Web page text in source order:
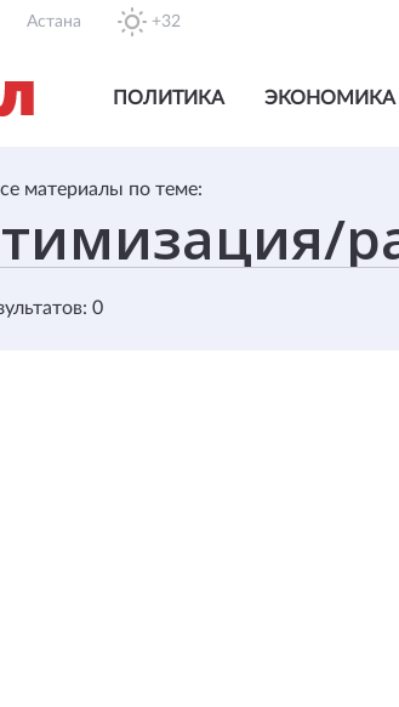
Астана +32
ПОЛИТИКА ЭКОНОМИКА
материалы по теме:
0